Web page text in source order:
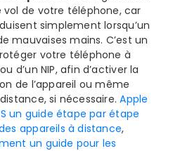
de votre téléphone, car
simplement lorsqu’un
mauvaises mains. C’est un
votre téléphone à
d’un NIP, afin d’activer la
de l’appareil ou même
si nécessaire.Apple
un guide étape par étape
appareils à distance,
un guide pour les